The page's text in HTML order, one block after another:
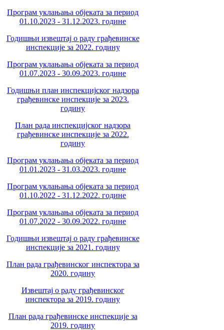
Програм уклањања објеката за период
01.10.2023 - 31.12.2023. године
Годишњи извештај о раду грађевинске
инспекције за 2022. годину
Програм уклањања објеката за период
01.07.2023 - 30.09.2023. године
Годишњи план инспекцијског надзора
грађевинске инспекције за 2023.
годину
План рада инспекцијског надзора
грађевинске инспекције за 2022.
годину
Програм уклањања објеката за период
01.01.2023 - 31.03.2023. године
Програм уклањања објеката за период
01.10.2022 - 31.12.2022. године
Програм уклањања објеката за период
01.07.2022 - 30.09.2022. године
Годишњи извештај о раду грађевинске
инспекције за 2021. годину
План рада грађевинског инспектора за
2020. годину
Извештај о раду грађевинског
инспектора за 2019. годину
План рада грађевинске инспекције за
2019. годину